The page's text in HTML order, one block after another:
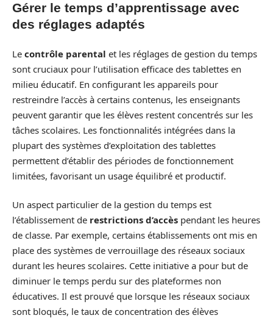
Gérer le temps d’apprentissage avec
des réglages adaptés
Le contrôle parental et les réglages de gestion du temps
sont cruciaux pour l’utilisation efficace des tablettes en
milieu éducatif. En configurant les appareils pour
restreindre l’accès à certains contenus, les enseignants
peuvent garantir que les élèves restent concentrés sur les
tâches scolaires. Les fonctionnalités intégrées dans la
plupart des systèmes d’exploitation des tablettes
permettent d’établir des périodes de fonctionnement
limitées, favorisant un usage équilibré et productif.
Un aspect particulier de la gestion du temps est
l’établissement de restrictions d’accès pendant les heures
de classe. Par exemple, certains établissements ont mis en
place des systèmes de verrouillage des réseaux sociaux
durant les heures scolaires. Cette initiative a pour but de
diminuer le temps perdu sur des plateformes non
éducatives. Il est prouvé que lorsque les réseaux sociaux
sont bloqués, le taux de concentration des élèves